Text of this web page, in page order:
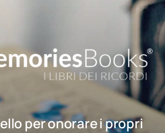
per onorare i propri